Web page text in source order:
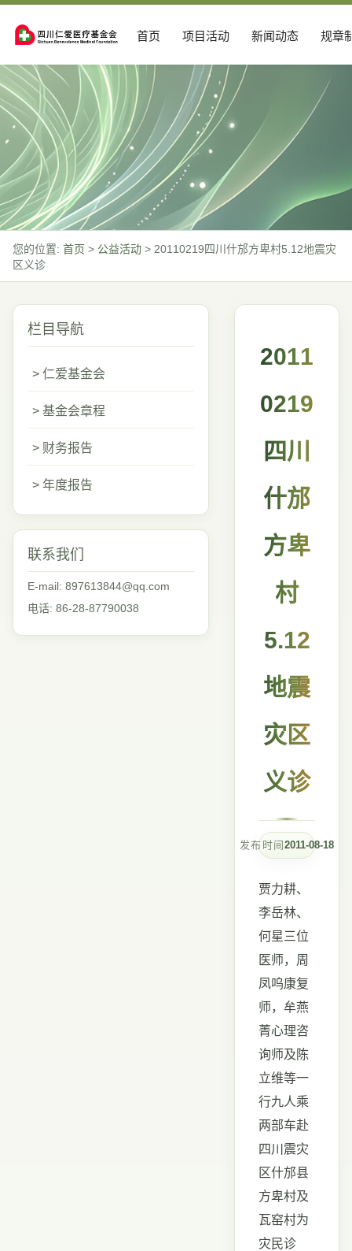
首页 项目活动 新闻动态 规章
您的位置: 首页 > 公益活动 > 20110219四川什邡方卑村5.12地震灾
区义诊
栏目导航
> 仁爱基金会
> 基金会章程
> 财务报告
> 年度报告
联系我们
E-mail: 897613844@qq.com
电话: 86-28-87790038
2011
0219
四川
什邡
方卑
村
5.12
地震
灾区
义诊
发布时间 2011-08-18
贾力耕、
李岳林、
何星三位
医师，周
凤呜康复
师，牟燕
菁心理咨
询师及陈
立维等一
行九人乘
两部车赴
四川震灾
区什邡县
方卑村及
瓦窑村为
灾民诊